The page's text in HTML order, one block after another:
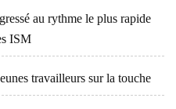
au rythme le plus rapide
ISM
travailleurs sur la touche